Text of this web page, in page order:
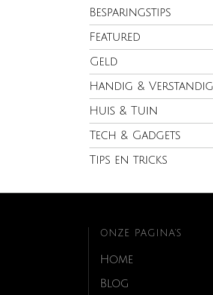
Besparingstips
Featured
Geld
Handig & Verstandig
Huis & Tuin
Tech & Gadgets
Tips en tricks
ONZE PAGINA’S
Home
Blog